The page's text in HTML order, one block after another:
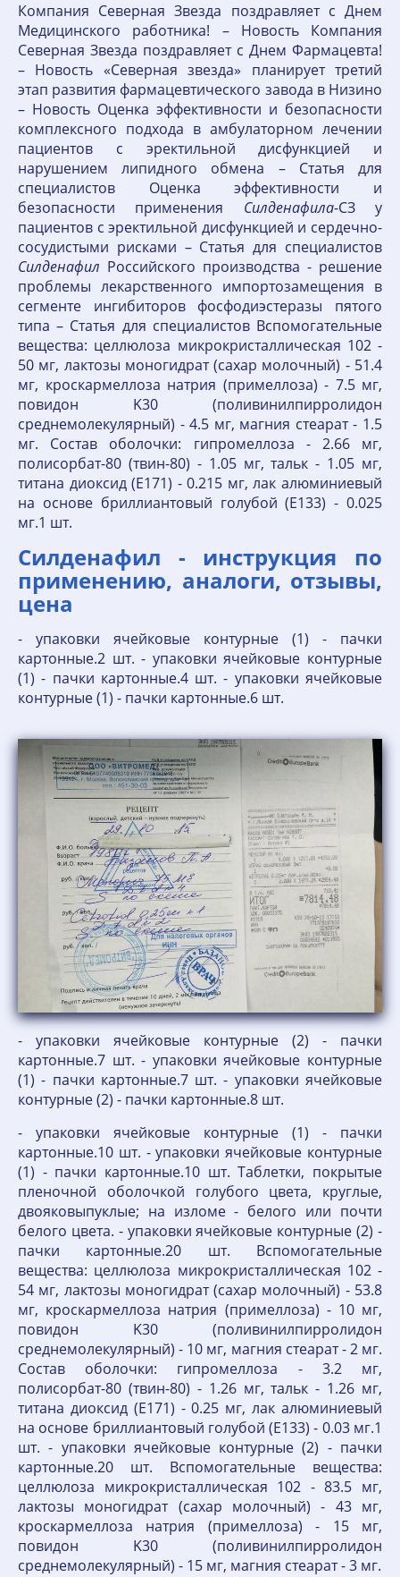
Компания Северная Звезда поздравляет с Днем
Медицинского работника! – Новость Компания
Северная Звезда поздравляет с Днем Фармацевта!
– Новость «Северная звезда» планирует третий
этап развития фармацевтического завода в Низино
– Новость Оценка эффективности и безопасности
комплексного подхода в амбулаторном лечении
пациентов c эректильной дисфункцией и
нарушением липидного обмена – Статья для
специалистов Оценка эффективности и
безопасности применения Силденафила-СЗ у
пациентов с эректильной дисфункцией и сердечно-
сосудистыми рисками – Статья для специалистов
Силденафил Российского производства - решение
проблемы лекарственного импортозамещения в
сегменте ингибиторов фосфодиэстеразы пятого
типа – Статья для специалистов Вспомогательные
вещества: целлюлоза микрокристаллическая 102 -
50 мг, лактозы моногидрат (сахар молочный) - 51.4
мг, кроскармеллоза натрия (примеллоза) - 7.5 мг,
повидон K30 (поливинилпирролидон
среднемолекулярный) - 4.5 мг, магния стеарат - 1.5
мг. Состав оболочки: гипромеллоза - 2.66 мг,
полисорбат-80 (твин-80) - 1.05 мг, тальк - 1.05 мг,
титана диоксид (E171) - 0.215 мг, лак алюминиевый
на основе бриллиантовый голубой (E133) - 0.025
мг.1 шт.
Силденафил - инструкция по
применению, аналоги, отзывы,
цена
- упаковки ячейковые контурные (1) - пачки
картонные.2 шт. - упаковки ячейковые контурные
(1) - пачки картонные.4 шт. - упаковки ячейковые
контурные (1) - пачки картонные.6 шт.
- упаковки ячейковые контурные (2) - пачки
картонные.7 шт. - упаковки ячейковые контурные
(1) - пачки картонные.7 шт. - упаковки ячейковые
контурные (2) - пачки картонные.8 шт.
- упаковки ячейковые контурные (1) - пачки
картонные.10 шт. - упаковки ячейковые контурные
(1) - пачки картонные.10 шт. Таблетки, покрытые
пленочной оболочкой голубого цвета, круглые,
двояковыпуклые; на изломе - белого или почти
белого цвета. - упаковки ячейковые контурные (2) -
пачки картонные.20 шт. Вспомогательные
вещества: целлюлоза микрокристаллическая 102 -
54 мг, лактозы моногидрат (сахар молочный) - 53.8
мг, кроскармеллоза натрия (примеллоза) - 10 мг,
повидон K30 (поливинилпирролидон
среднемолекулярный) - 10 мг, магния стеарат - 2 мг.
Состав оболочки: гипромеллоза - 3.2 мг,
полисорбат-80 (твин-80) - 1.26 мг, тальк - 1.26 мг,
титана диоксид (E171) - 0.25 мг, лак алюминиевый
на основе бриллиантовый голубой (E133) - 0.03 мг.1
шт. - упаковки ячейковые контурные (2) - пачки
картонные.20 шт. Вспомогательные вещества:
целлюлоза микрокристаллическая 102 - 83.5 мг,
лактозы моногидрат (сахар молочный) - 43 мг,
кроскармеллоза натрия (примеллоза) - 15 мг,
повидон K30 (поливинилпирролидон
среднемолекулярный) - 15 мг, магния стеарат - 3 мг.